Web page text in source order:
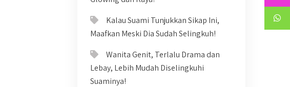
Kalau Suami Tunjukkan Sikap Ini,
Maafkan Meski Dia Sudah Selingkuh!
Wanita Genit, Terlalu Drama dan
Lebay, Lebih Mudah Diselingkuhi
Suaminya!